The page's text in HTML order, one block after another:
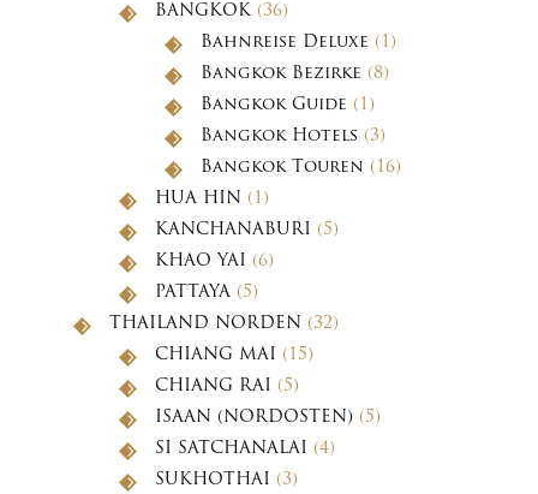
BANGKOK(36)
Bahnreise Deluxe (1)
Bangkok Bezirke (8)
Bangkok Guide (1)
Bangkok Hotels (3)
Bangkok Touren (16)
HUA HIN (1)
KANCHANABURI (5)
KHAO YAI (6)
PATTAYA (5)
THAILAND NORDEN (32)
CHIANG MAI (15)
CHIANG RAI (5)
ISAAN (NORDOSTEN) (5)
SI SATCHANALAI (4)
SUKHOTHAI (3)